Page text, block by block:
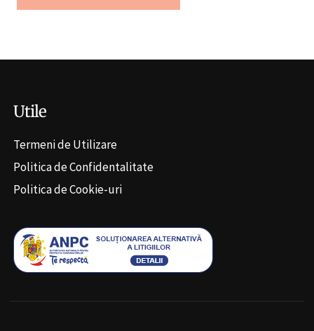
Utile
Termeni de Utilizare
Politica de Confidentalitate
Politica de Cookie-uri